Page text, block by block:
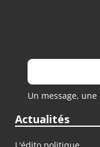
Un message,
Actualités